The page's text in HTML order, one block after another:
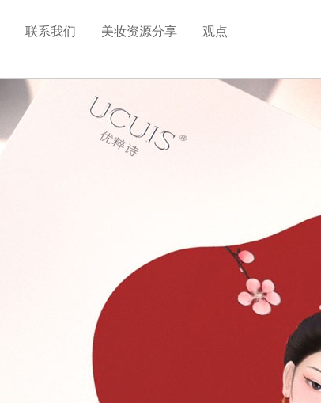
化妆品包装设计
药品包装设计
食品包装设计
联系我们 美妆资源分享 观点